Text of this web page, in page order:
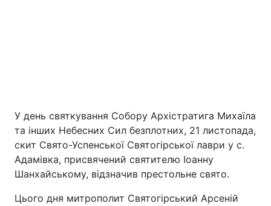
Київ Львів
Дніпро Харків
Одеса
У день святкування Собору Архістратига Михаїла
та інших Небесних Сил безплотних, 21 листопада,
скит Свято-Успенської Святогірської лаври у с.
Адамівка, присвячений святителю Іоанну
Шанхайському, відзначив престольне свято.
Цього дня митрополит Святогірський Арсеній